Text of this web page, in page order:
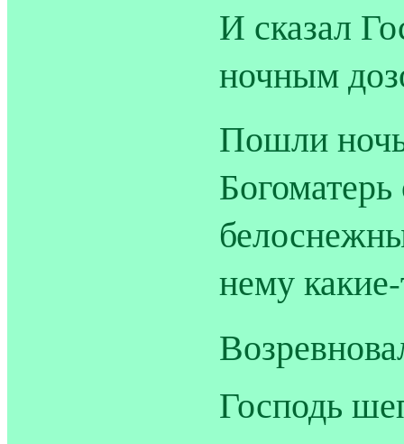
И сказал
ночным
Пошли
нему
Господь